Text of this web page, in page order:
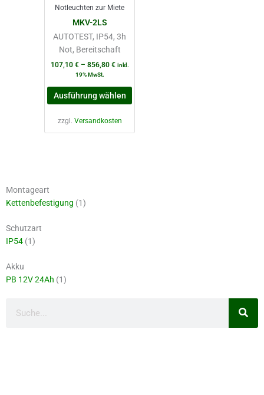
Notleuchten zur Miete
MKV-2LS
AUTOTEST, IP54, 3h
Not, Bereitschaft
107,10 €– 856,80 € inkl.
19% MwSt.
Ausführung wählen
werden
zzgl. Versandkosten
Montageart
Kettenbefestigung (1)
Schutzart
IP54 (1)
Akku
PB 12V 24Ah (1)